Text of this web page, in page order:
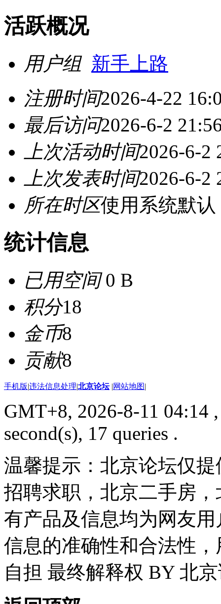
活跃概况
用户组 新手上路
注册时间2026-4-22
最后访问2026-6-2
上次活动时间2026-6-2
上次发表时间2026-6-2
所在时区使用系统默认
统计信息
已用空间0 B
积分18
金币8
贡献8
手机版|违法信息处理|北京论坛 |网站地图|
GMT+8, 2026-8-11 04:14
second(s), 17 queries .
温馨提示：北京论坛仅
招聘求职，北京二手房
有产品及信息均为网友
信息的准确性和合法性
自担 最终解释权 BY 北